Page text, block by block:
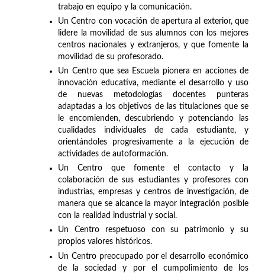
trabajo en equipo y la comunicación.
Un Centro con vocación de apertura al exterior, que
lidere la movilidad de sus alumnos con los mejores
centros nacionales y extranjeros, y que fomente la
movilidad de su profesorado.
Un Centro que sea Escuela pionera en acciones de
innovación educativa, mediante el desarrollo y uso
de nuevas metodologías docentes punteras
adaptadas a los objetivos de las titulaciones que se
le encomienden, descubriendo y potenciando las
cualidades individuales de cada estudiante, y
orientándoles progresivamente a la ejecución de
actividades de autoformación.
Un Centro que fomente el contacto y la
colaboración de sus estudiantes y profesores con
industrias, empresas y centros de investigación, de
manera que se alcance la mayor integración posible
con la realidad industrial y social.
Un Centro respetuoso con su patrimonio y su
propios valores históricos.
Un Centro preocupado por el desarrollo económico
de la sociedad y por el cumpolimiento de los